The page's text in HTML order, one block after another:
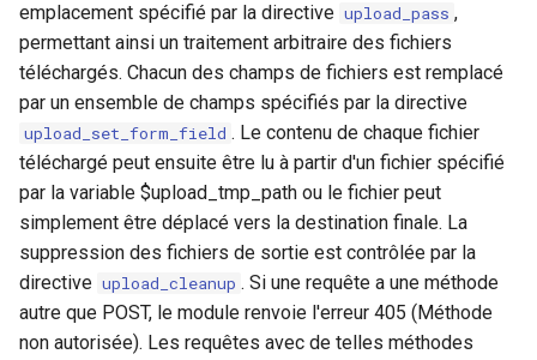
jsonrpc-batch
jump-consistent-hash
jwt-verification
jwt
kafka
emplacement spécifié par la directive upload_pass ,
permettant ainsi un traitement arbitraire des fichiers
téléchargés. Chacun des champs de fichiers est remplacé
par un ensemble de champs spécifiés par la directive
upload_set_form_field . Le contenu de chaque fichier
téléchargé peut ensuite être lu à partir d'un fichier spécifié
par la variable $upload_tmp_path ou le fichier peut
simplement être déplacé vers la destination finale. La
suppression des fichiers de sortie est contrôlée par la
directive upload_cleanup . Si une requête a une méthode
autre que POST, le module renvoie l'erreur 405 (Méthode
non autorisée). Les requêtes avec de telles méthodes